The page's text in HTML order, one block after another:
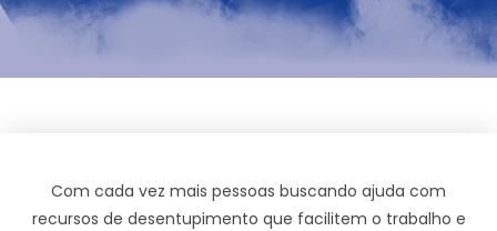
Com cada vez mais pessoas buscando ajuda com
recursos de desentupimento que facilitem o trabalho e